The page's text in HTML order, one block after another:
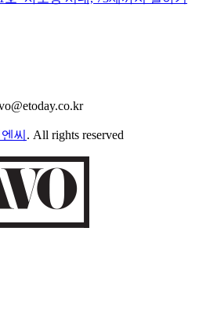
씨 . All rights reserved